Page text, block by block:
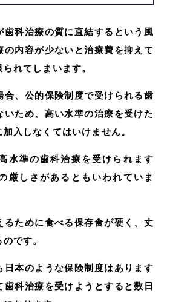
歯科治療の質に直結するという風
の内容が少ないと治療費を抑えて
れてしまいます。
合、公的保険制度で受けられる歯
いため、高い水準の治療を受けた
入しなくてはいけません。
水準の歯科治療を受けられます
厳しさがあるともいわれていま
るために食べる保存食が硬く、丈
です。
日本のような保険制度はあります
歯科治療を受けようとすると数日